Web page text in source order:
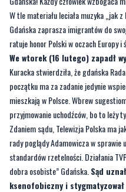
W tle materiału leciała muzyka „jak
Gdańska zaprasza imigrantów do
ratuje honor Polski w oczach Europy i
We wtorek (16 lutego) zapadł
Kuracka stwierdziła, że gdańska
początku ma za zadanie jedynie
mieszkają w Polsce. Wbrew
przyjmowanie uchodźców, bo to leży
Zdaniem sądu, Telewizja Polska ma
rady poglądy Adamowicza w sprawie
standardów rzetelności. Działania
dobra osobiste” Gdańska. Sąd
ksenofobiczny i